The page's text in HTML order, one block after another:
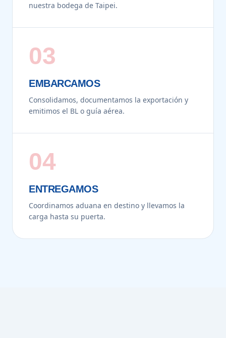
nuestra bodega de Taipei.
03
EMBARCAMOS
Consolidamos, documentamos la exportación y
emitimos el BL o guía aérea.
04
ENTREGAMOS
Coordinamos aduana en destino y llevamos la
carga hasta su puerta.